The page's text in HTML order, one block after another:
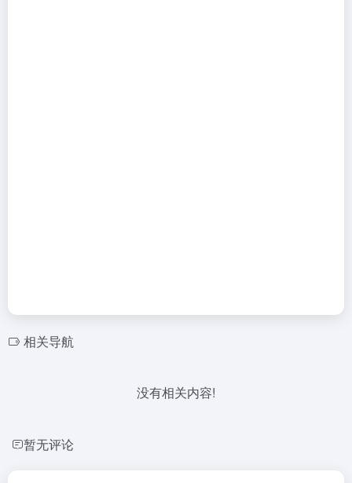
相关导航
没有相关内容!
暂无评论